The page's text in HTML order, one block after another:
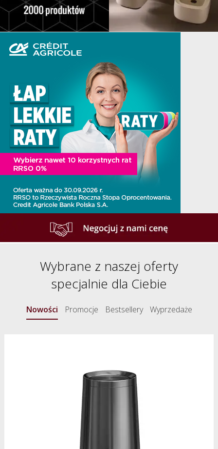
Wybrane z naszej oferty
specjalnie dla Ciebie
Nowości Promocje Bestsellery Wyprzedaże